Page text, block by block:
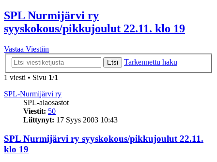
SPL Nurmijärvi ry
syyskokous/pikkujoulut 22.11. klo 19
Vastaa Viestiin
Etsi
Tarkennettu haku
1 viesti • Sivu 1/1
SPL-Nurmijärvi ry
SPL-alaosastot
Viestit: 50
Liittynyt: 17 Syys 2003 10:43
SPL Nurmijärvi ry syyskokous/pikkujoulut 22.11.
klo 19